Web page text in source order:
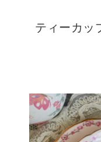
ティーカッ